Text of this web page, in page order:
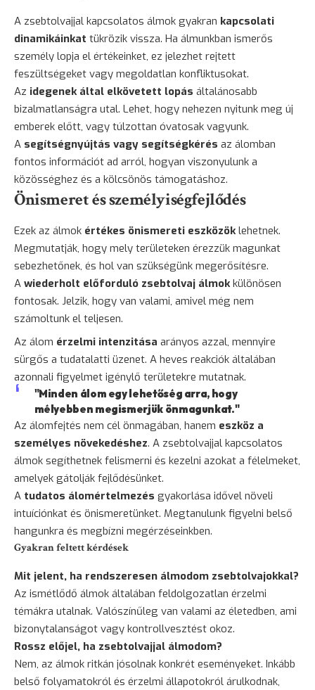
A zsebtolvajjal kapcsolatos álmok gyakran kapcsolati
dinamikáinkat tükrözik vissza. Ha álmunkban ismerős
személy lopja el értékeinket, ez jelezhet rejtett
feszültségeket vagy megoldatlan konfliktusokat.
Az idegenek által elkövetett lopás általánosabb
bizalmatlanságra utal. Lehet, hogy nehezen nyitunk meg új
emberek előtt, vagy túlzottan óvatosak vagyunk.
A segítségnyújtás vagy segítségkérés az álomban
fontos információt ad arról, hogyan viszonyulunk a
közösséghez és a kölcsönös támogatáshoz.
Önismeret és személyiségfejlődés
Ezek az álmok értékes önismereti eszközöklehetnek.
Megmutatják, hogy mely területeken érezzük magunkat
sebezhetőnek, és hol van szükségünk megerősítésre.
A wiederholt előforduló zsebtolvaj álmokkülönösen
fontosak. Jelzik, hogy van valami, amivel még nem
számoltunk el teljesen.
Az álom érzelmi intenzitása arányos azzal, mennyire
sürgős a tudatalatti üzenet. A heves reakciók általában
azonnali figyelmet igénylő területekre mutatnak.
"Minden álom egy lehetőség arra, hogy
mélyebben megismerjük önmagunkat."
Az álomfejtés nem cél önmagában, hanem eszköz a
személyes növekedéshez. A zsebtolvajjal kapcsolatos
álmok segíthetnek felismerni és kezelni azokat a félelmeket,
amelyek gátolják fejlődésünket.
A tudatos álomértelmezés gyakorlása idővel növeli
intuíciónkat és önismeretünket. Megtanulunk figyelni belső
hangunkra és megbízni megérzéseinkben.
Gyakran feltett kérdések
Mit jelent, ha rendszeresen álmodom zsebtolvajokkal?
Az ismétlődő álmok általában feldolgozatlan érzelmi
témákra utalnak. Valószínűleg van valami az életedben, ami
bizonytalanságot vagy kontrollvesztést okoz.
Rossz előjel, ha zsebtolvajjal álmodom?
Nem, az álmok ritkán jósolnak konkrét eseményeket. Inkább
belső folyamatokról és érzelmi állapotokról árulkodnak,